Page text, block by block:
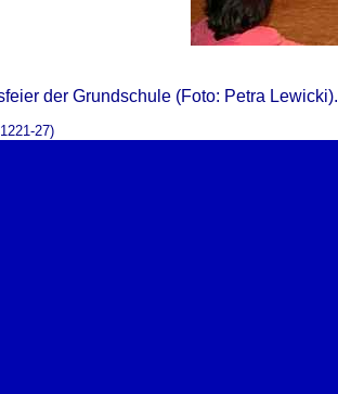
der Grundschule (Foto: Petra Lewicki).
27)